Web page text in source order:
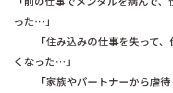
った…」
「住み込みの仕事を失って、
くなった…」
「家族やパートナーから虐待